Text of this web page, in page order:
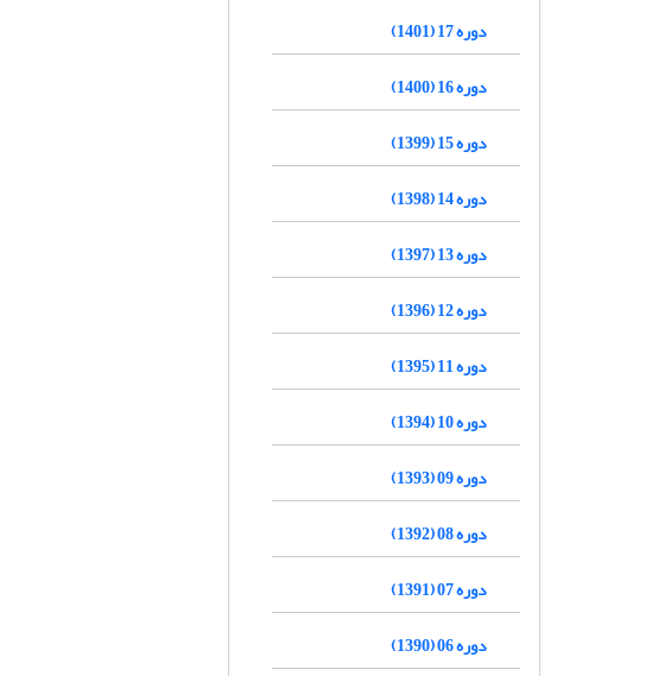
دوره 17 (1401)
دوره 16 (1400)
دوره 15 (1399)
دوره 14 (1398)
دوره 13 (1397)
دوره 12 (1396)
دوره 11 (1395)
دوره 10 (1394)
دوره 09 (1393)
دوره 08 (1392)
دوره 07 (1391)
دوره 06 (1390)